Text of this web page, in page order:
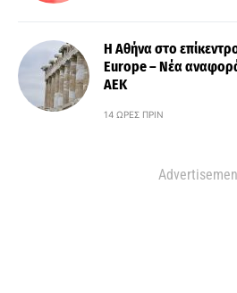
Η Αθήνα στο
Europe – Νέα
ΑΕΚ
14 ΏΡΕΣ ΠΡΙΝ